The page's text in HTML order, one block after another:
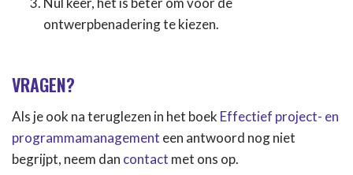
ontwerpbenadering te kiezen.
VRAGEN?
Als je ook na teruglezen in het boek Effectief project- en
programmamanagement een antwoord nog niet
begrijpt, neem dan contact met ons op.